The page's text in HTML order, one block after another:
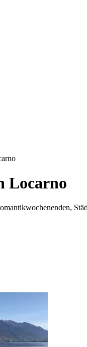
Locarno